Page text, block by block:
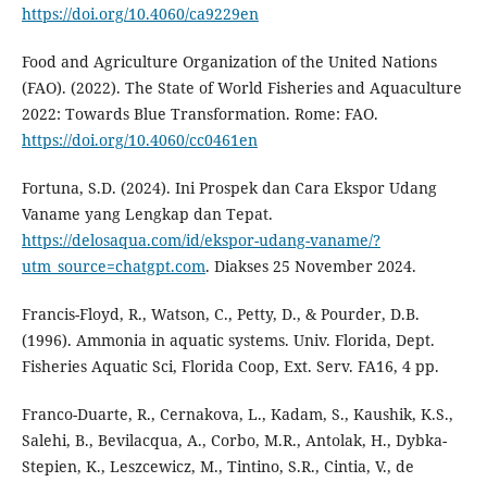
https://doi.org/10.4060/ca9229en
Food and Agriculture Organization of the United Nations
(FAO). (2022). The State of World Fisheries and Aquaculture
2022: Towards Blue Transformation. Rome: FAO.
https://doi.org/10.4060/cc0461en
Fortuna, S.D. (2024). Ini Prospek dan Cara Ekspor Udang
Vaname yang Lengkap dan Tepat.
https://delosaqua.com/id/ekspor-udang-vaname/?
utm_source=chatgpt.com. Diakses 25 November 2024.
Francis-Floyd, R., Watson, C., Petty, D., & Pourder, D.B.
(1996). Ammonia in aquatic systems. Univ. Florida, Dept.
Fisheries Aquatic Sci, Florida Coop, Ext. Serv. FA16, 4 pp.
Franco-Duarte, R., Cernakova, L., Kadam, S., Kaushik, K.S.,
Salehi, B., Bevilacqua, A., Corbo, M.R., Antolak, H., Dybka-
Stepien, K., Leszcewicz, M., Tintino, S.R., Cintia, V., de